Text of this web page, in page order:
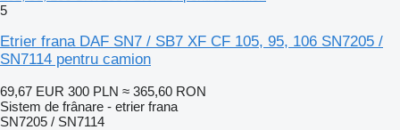
5
Etrier frana DAF SN7 / SB7 XF CF 105, 95, 106 SN7205 /
SN7114 pentru camion
69,67 EUR 300 PLN ≈ 365,60 RON
Sistem de frânare - etrier frana
SN7205 / SN7114